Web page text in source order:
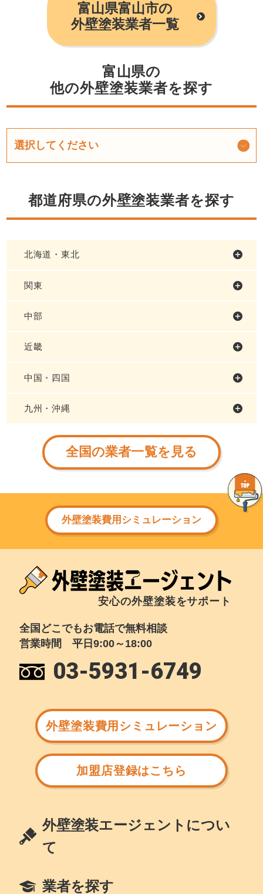
富山県富山市の
外壁塗装業者一覧
富山県の
他の外壁塗装業者を探す
都道府県の外壁塗装業者を探す
北海道・東北
関東
中部
近畿
中国・四国
九州・沖縄
全国の業者一覧を見る
外壁塗装費用シミュレーション
安心の外壁塗装をサポート
全国どこでもお電話で無料相談
営業時間 平日9:00～18:00
03-5931-6749
外壁塗装費用シミュレーション
加盟店登録はこちら
外壁塗装エージェントについ
て
業者を探す